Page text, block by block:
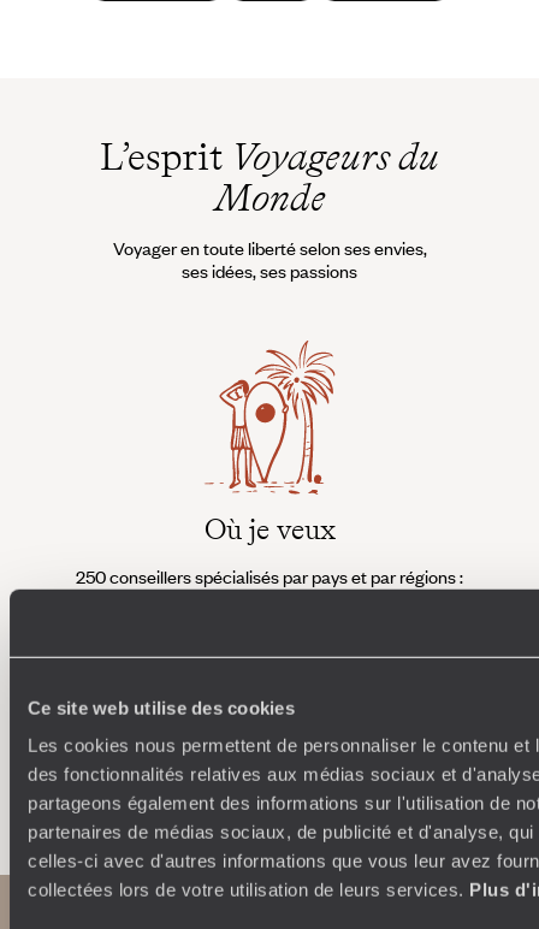
Ce site web utilise des cookies
Les cookies nous permettent de personnaliser le contenu et
des fonctionnalités relatives aux médias sociaux et
partageons également des informations sur l'utilisation de
partenaires de médias sociaux, de publicité et d'analyse,
celles-ci avec d'autres informations que vous leur avez
collectées lors de votre utilisation de leurs services. Plus
L’esprit Voyageurs du
Monde
Voyager en toute liberté selon ses envies,
ses idées, ses passions
Où je veux
250 conseillers spécialisés par pays et par régions :
Faites créer votre voyage